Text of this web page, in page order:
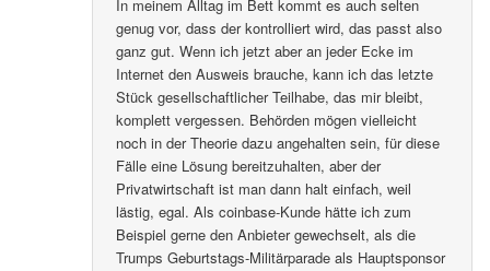
In meinem Alltag im Bett kommt es auch selten
genug vor, dass der kontrolliert wird, das passt also
ganz gut. Wenn ich jetzt aber an jeder Ecke im
Internet den Ausweis brauche, kann ich das letzte
Stück gesellschaftlicher Teilhabe, das mir bleibt,
komplett vergessen. Behörden mögen vielleicht
noch in der Theorie dazu angehalten sein, für diese
Fälle eine Lösung bereitzuhalten, aber der
Privatwirtschaft ist man dann halt einfach, weil
lästig, egal. Als coinbase-Kunde hätte ich zum
Beispiel gerne den Anbieter gewechselt, als die
Trumps Geburtstags-Militärparade als Hauptsponsor